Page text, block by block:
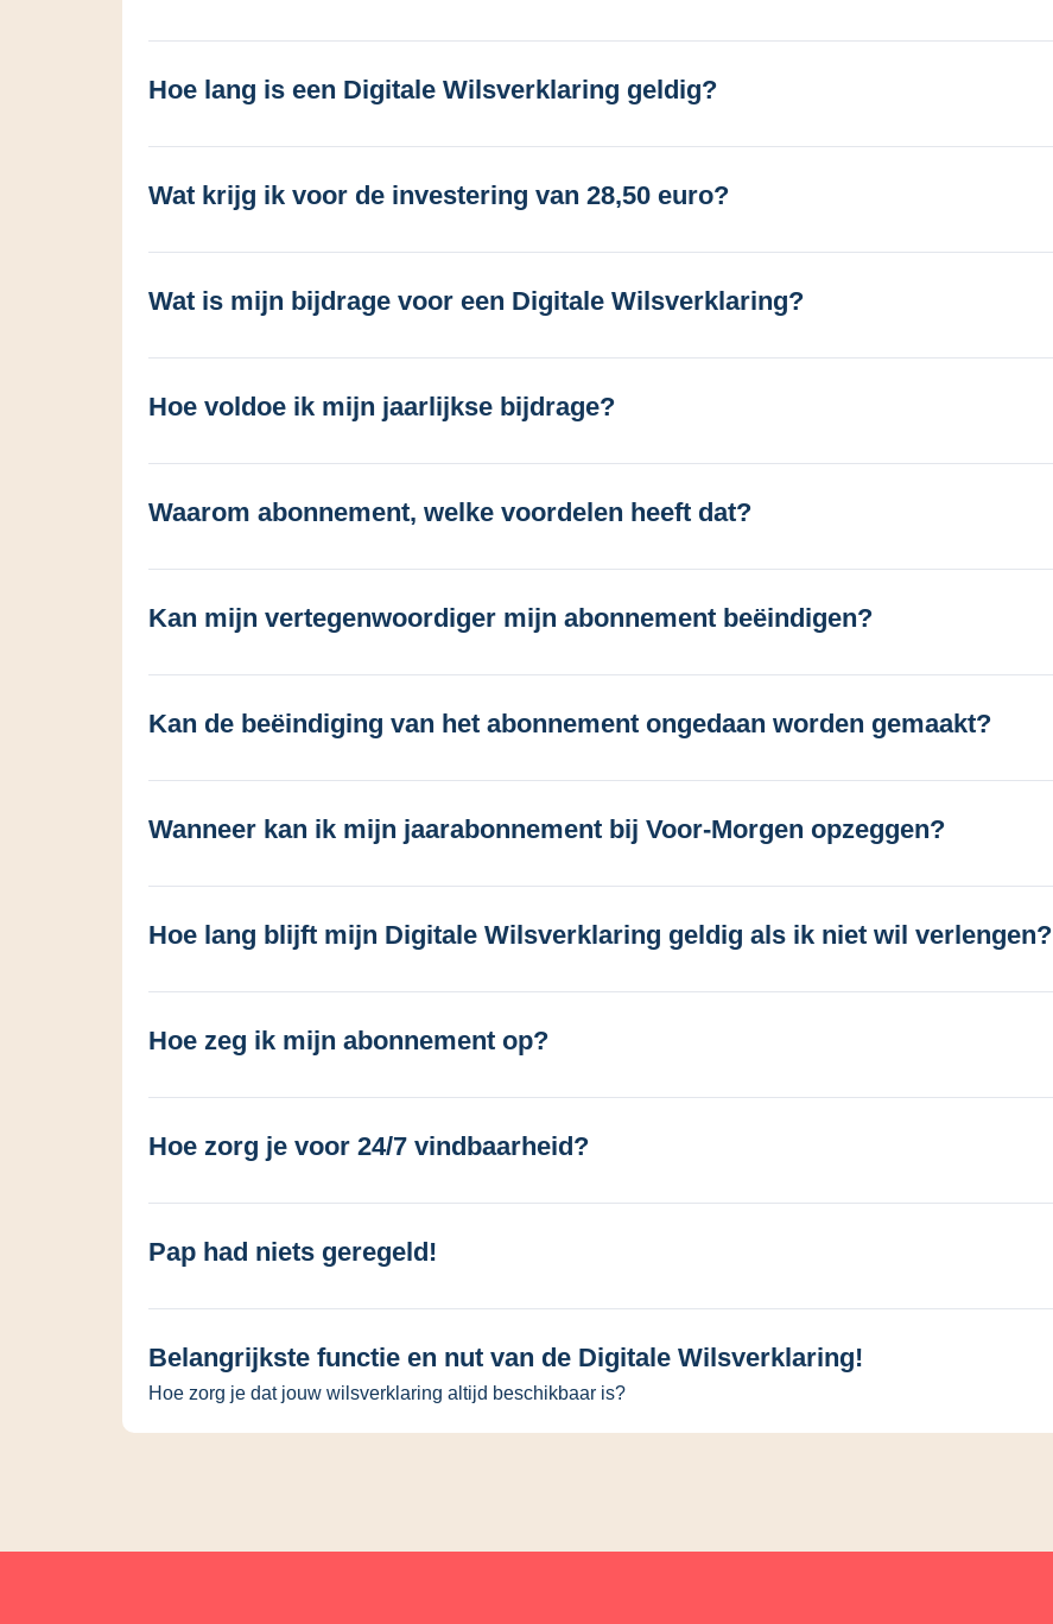
Hoe lang is een Digitale Wilsverklaring geldig?
Wat krijg ik voor de investering van 28,50 euro?
Wat is mijn bijdrage voor een Digitale Wilsverklaring?
Hoe voldoe ik mijn jaarlijkse bijdrage?
Waarom abonnement, welke voordelen heeft dat?
Kan mijn vertegenwoordiger mijn abonnement beëindigen?
Kan de beëindiging van het abonnement ongedaan worden gemaakt?
Wanneer kan ik mijn jaarabonnement bij Voor-Morgen opzeggen?
Hoe lang blijft mijn Digitale Wilsverklaring geldig als ik niet wil verlengen?
Hoe zeg ik mijn abonnement op?
Hoe zorg je voor 24/7 vindbaarheid?
Pap had niets geregeld!
Belangrijkste functie en nut van de Digitale Wilsverklaring!
Hoe zorg je dat jouw wilsverklaring altijd beschikbaar is?